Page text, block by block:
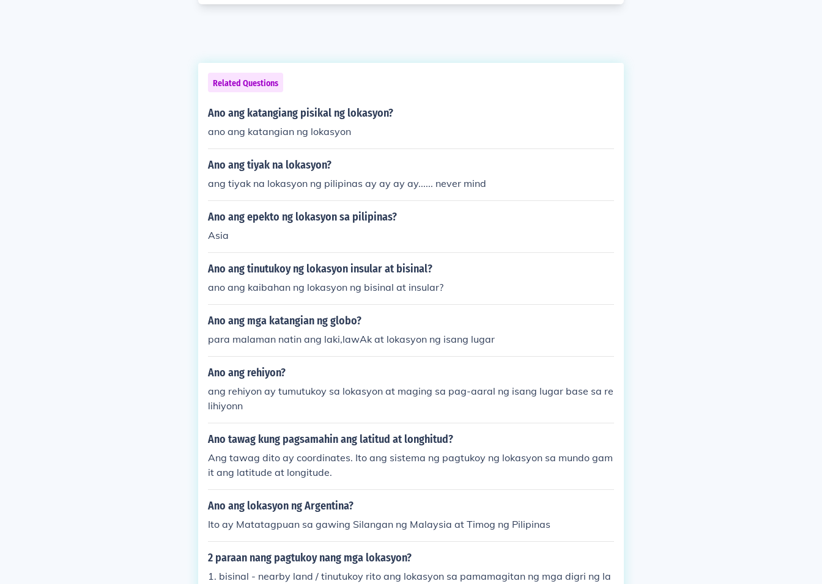
Related Questions
Ano ang katangiang pisikal ng lokasyon?
ano ang katangian ng lokasyon
Ano ang tiyak na lokasyon?
ang tiyak na lokasyon ng pilipinas ay ay ay ay...... never mind
Ano ang epekto ng lokasyon sa pilipinas?
Asia
Ano ang tinutukoy ng lokasyon insular at bisinal?
ano ang kaibahan ng lokasyon ng bisinal at insular?
Ano ang mga katangian ng globo?
para malaman natin ang laki,lawAk at lokasyon ng isang lugar
Ano ang rehiyon?
ang rehiyon ay tumutukoy sa lokasyon at maging sa pag-aaral ng isang lugar base sa re
lihiyonn
Ano tawag kung pagsamahin ang latitud at longhitud?
Ang tawag dito ay coordinates. Ito ang sistema ng pagtukoy ng lokasyon sa mundo gam
it ang latitude at longitude.
Ano ang lokasyon ng Argentina?
Ito ay Matatagpuan sa gawing Silangan ng Malaysia at Timog ng Pilipinas
2 paraan nang pagtukoy nang mga lokasyon?
1. bisinal - nearby land / tinutukoy rito ang lokasyon sa pamamagitan ng mga digri ng la